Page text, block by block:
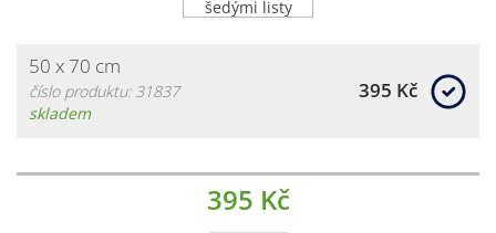
50 x 70 cm
číslo produktu: 31837
skladem
395 Kč
395 Kč